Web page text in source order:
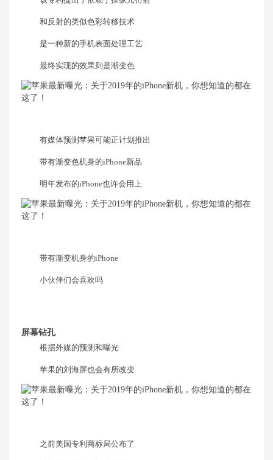
和反射的类似色彩转移技术
是一种新的手机表面处理工艺
最终实现的效果则是渐变色
有媒体预测苹果可能正计划推出
带有渐变色机身的iPhone新品
明年发布的iPhone也许会用上
带有渐变机身的iPhone
小伙伴们会喜欢吗
屏幕钻孔
根据外媒的预测和曝光
苹果的刘海屏也会有所改变
之前美国专利商标局公布了